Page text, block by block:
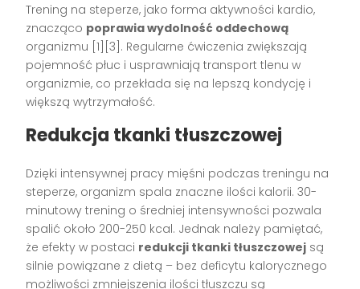
Trening na steperze, jako forma aktywności kardio,
znacząco poprawia wydolność oddechową
organizmu [1][3]. Regularne ćwiczenia zwiększają
pojemność płuc i usprawniają transport tlenu w
organizmie, co przekłada się na lepszą kondycję i
większą wytrzymałość.
Redukcja tkanki tłuszczowej
Dzięki intensywnej pracy mięśni podczas treningu na
steperze, organizm spala znaczne ilości kalorii. 30-
minutowy trening o średniej intensywności pozwala
spalić około 200-250 kcal. Jednak należy pamiętać,
że efekty w postaci redukcji tkanki tłuszczowej są
silnie powiązane z dietą – bez deficytu kalorycznego
możliwości zmniejszenia ilości tłuszczu są